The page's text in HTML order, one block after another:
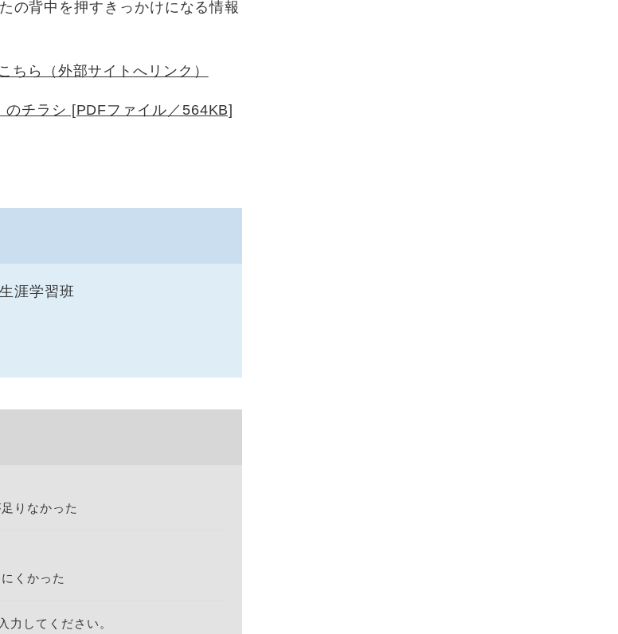
の背中を押すきっかけになる情報
ら（外部サイトへリンク）
チラシ [PDFファイル／564KB]
涯学習班
りなかった
くかった
力してください。